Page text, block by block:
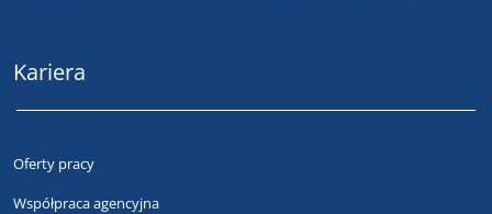
Kariera
Oferty pracy
Współpraca agencyjna